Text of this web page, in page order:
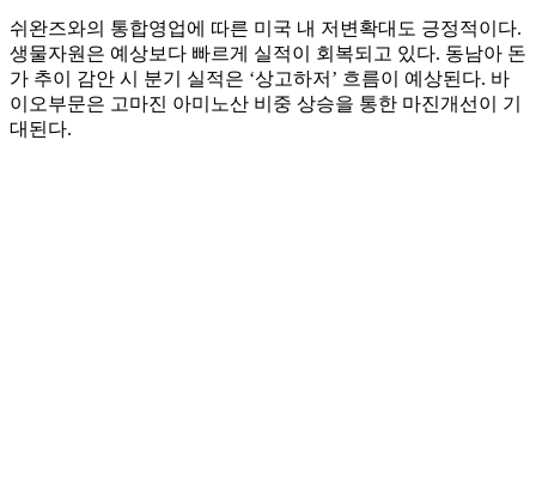
쉬완즈와의 통합영업에 따른 미국 내 저변확대도 긍정적이다.
생물자원은 예상보다 빠르게 실적이 회복되고 있다. 동남아 돈
가 추이 감안 시 분기 실적은 ‘상고하저’ 흐름이 예상된다. 바
이오부문은 고마진 아미노산 비중 상승을 통한 마진개선이 기
대된다.